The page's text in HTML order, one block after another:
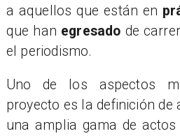
a aquellos que están en
que han egresado de
el periodismo.
​Uno de los aspectos
proyecto es la definición de
una amplia gama de actos